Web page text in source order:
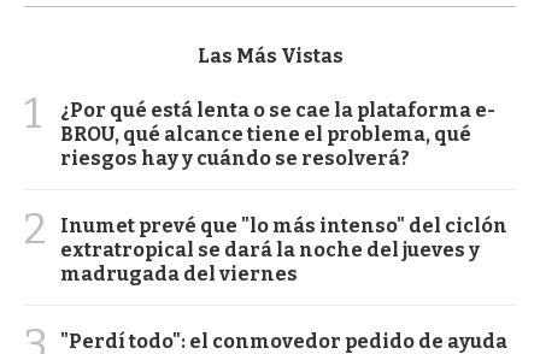
Las Más Vistas
1
¿Por qué está lenta o se cae la plataforma e-
BROU, qué alcance tiene el problema, qué
riesgos hay y cuándo se resolverá?
2
Inumet prevé que "lo más intenso" del ciclón
extratropical se dará la noche del jueves y
madrugada del viernes
"Perdí todo": el conmovedor pedido de ayuda